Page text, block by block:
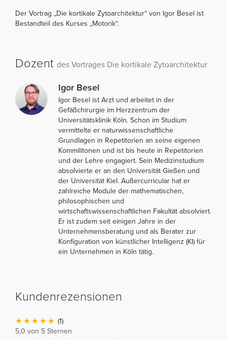
Der Vortrag „Die kortikale Zytoarchitektur“ von Igor Besel ist
Bestandteil des Kurses „Motorik“.
Dozent des Vortrages Die kortikale Zytoarchitektur
Igor Besel
Igor Besel ist Arzt und arbeitet in der
Gefäßchirurgie im Herzzentrum der
Universitätsklinik Köln. Schon im Studium
vermittelte er naturwissenschaftliche
Grundlagen in Repetitorien an seine eigenen
Kommilitonen und ist bis heute in Repetitorien
und der Lehre engagiert. Sein Medizinstudium
absolvierte er an den Universität Gießen und
der Universität Kiel. Außercurricular hat er
zahlreiche Module der mathematischen,
philosophischen und
wirtschaftswissenschaftlichen Fakultät absolviert.
Er ist zudem seit einigen Jahre in der
Unternehmensberatung und als Berater zur
Konfiguration von künstlicher Intelligenz (KI) für
ein Unternehmen in Köln tätig.
Kundenrezensionen
(1)
5,0 von 5 Sternen